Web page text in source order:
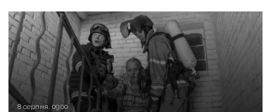
8 серпня, 09:00